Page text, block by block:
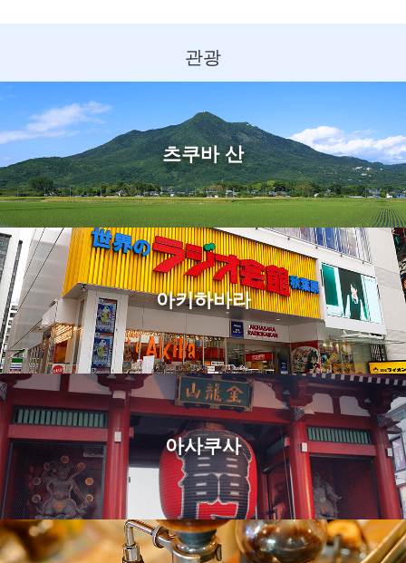
관광
츠쿠바 산
아키하바라
아사쿠사